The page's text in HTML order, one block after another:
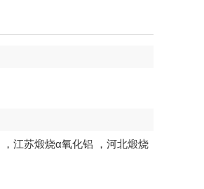
， 江苏煅烧α氧化铝 ， 河北煅烧